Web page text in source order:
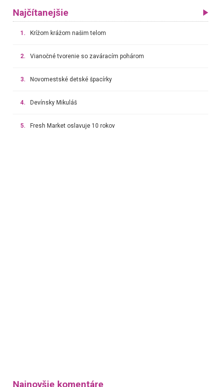
Najčítanejšie
1. Krížom krážom našim telom
2. Vianočné tvorenie so zaváracím pohárom
3. Novomestské detské špacírky
4. Devínsky Mikuláš
5. Fresh Market oslavuje 10 rokov
Najnovšie komentáre